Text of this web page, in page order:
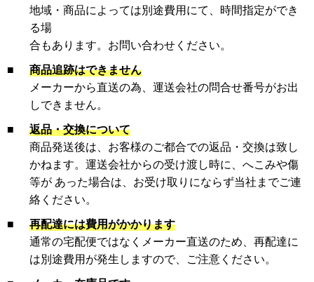
地域・商品によっては別途費用にて、時間指定ができ
る場
合もあります。お問い合わせください。
■
商品追跡はできません
メーカーから直送の為、運送会社の問合せ番号がお出
しできません。
■
返品・交換について
商品発送後は、お客様のご都合での返品・交換は致し
かねます。運送会社からの受け渡し時に、へこみや傷
等が あった場合は、お受け取りにならず当社までご連
絡ください。
■
再配達には費用がかかります
通常の宅配便ではなくメーカー直送のため、再配達に
は別途費用が発生しますので、ご注意ください。